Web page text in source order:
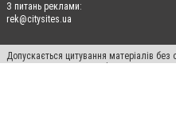
З питань реклами:
rek@citysites.ua
Допускається цитування матеріалів
для пошукових систем гіперпосилання